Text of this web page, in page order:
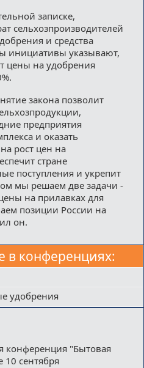
записке,
сельхозпроизводителей
и средства
инициативы указывают,
цены на удобрения
закона позволит
предприятия
и оказать
рост цен на
стране
поступления и укрепит
мы решаем две задачи -
на прилавках для
позиции России на
он.
в конференциях:
удобрения
конференция "Бытовая
сентября